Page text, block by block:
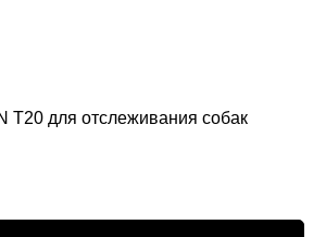
T20 для отслеживания собак